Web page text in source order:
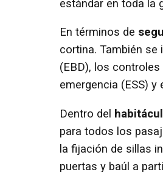
estándar en toda la
En términos de
cortina. También
(EBD), los
emergencia (ESS) y
Dentro del
para todos los
la fijación de sillas
puertas y baúl a